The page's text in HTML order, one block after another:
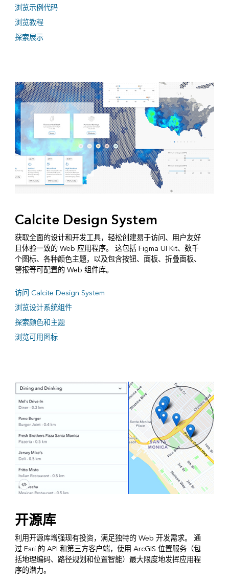
浏览示例代码
浏览教程
探索展示
Calcite Design System
获取全面的设计和开发工具，轻松创建易于访问、用户友好
且体验一致的 Web 应用程序。 这包括 Figma UI Kit、数千
个图标、各种颜色主题，以及包含按钮、面板、折叠面板、
警报等可配置的 Web 组件库。
访问 Calcite Design System
浏览设计系统组件
探索颜色和主题
浏览可用图标
开源库
利用开源库增强现有投资，满足独特的 Web 开发需求。 通
过 Esri 的 API 和第三方客户端，使用 ArcGIS 位置服务（包
括地理编码、路径规划和位置智能）最大限度地发挥应用程
序的潜力。